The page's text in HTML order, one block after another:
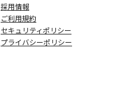
採用情報
ご利用規約
セキュリティポリシー
プライバシーポリシー